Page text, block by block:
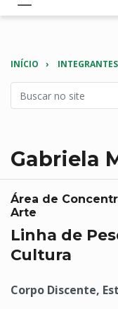
INÍCIO INTEGRANTES
Gabriela
Área de
Arte
Linha de
Cultura
Corpo Discente,